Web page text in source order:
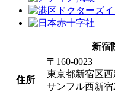
新宿
住所
〒160-0023
東京都新宿区西
サンフル西新宿